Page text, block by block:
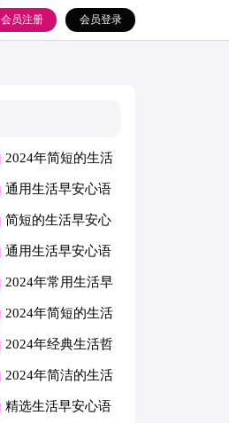
会员登录
会员注册
2024年简短的生活
早安心语微信汇编
40句
通用生活早安心语
QQ大集合52句
简短的生活早安心
语QQ合集61条
通用生活早安心语
QQ37条
2024年常用生活早
安心语集合42句
2024年简短的生活
的语句摘录70条
2024年经典生活哲
理语句汇编68句
2024年简洁的生活
的语句88条
精选生活早安心语